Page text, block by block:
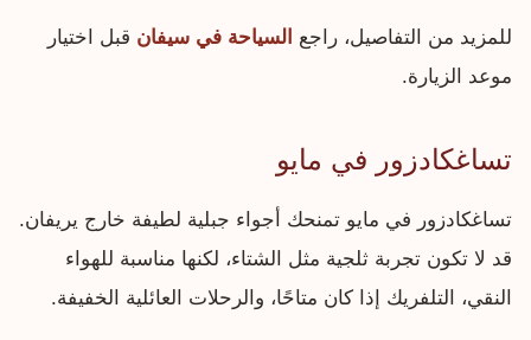
للمزيد من التفاصيل، راجع السياحة في سيفان قبل اختيار
موعد الزيارة.
تساغكادزور في مايو
تساغكادزور في مايو تمنحك أجواء جبلية لطيفة خارج يريفان.
قد لا تكون تجربة ثلجية مثل الشتاء، لكنها مناسبة للهواء
النقي، التلفريك إذا كان متاحًا، والرحلات العائلية الخفيفة.